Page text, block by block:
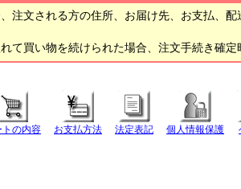
注文される方の住所、お届け先、お支払、配
て買い物を続けられた場合、注文手続き確定
トの内容 お支払方法 法定表記 個人情報保護